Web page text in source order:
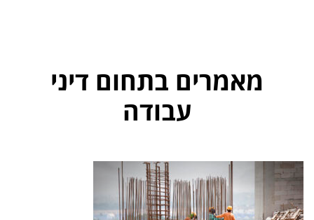
מאמרים בתחום דיני
עבודה